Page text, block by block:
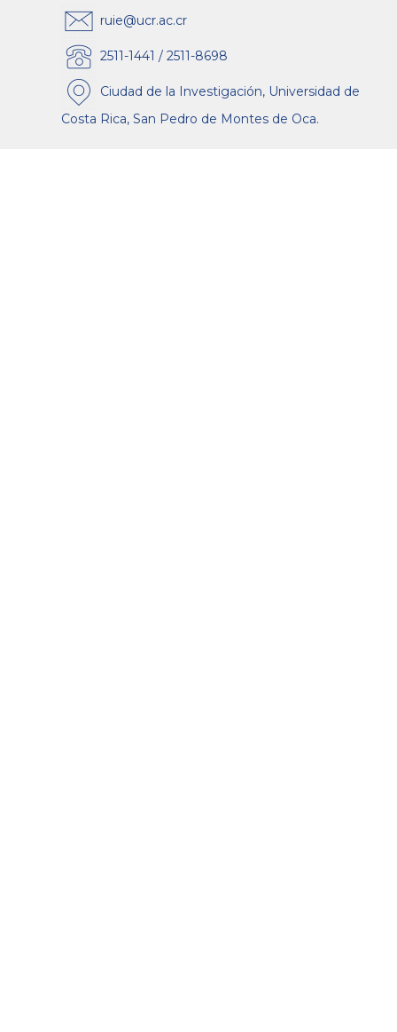
ruie@ucr.ac.cr
2511-1441 / 2511-8698
Ciudad de la Investigación, Universidad de
Costa Rica, San Pedro de Montes de Oca.